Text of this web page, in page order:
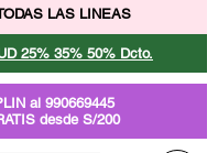
LAS LINEAS
25% 35% 50% Dcto.
al 990669445
desde S/200